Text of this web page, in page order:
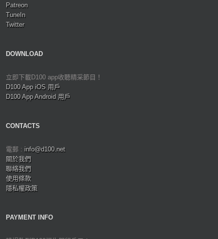
Patreon
TuneIn
Twitter
DOWNLOAD
立即下載D100 app收聽精采節目！
D100 App iOS 用戶
D100 App Android 用戶
CONTACTS
電郵 : info@d100.net
關於我們
聯絡我們
使用條款
隱私權政策
PAYMENT INFO